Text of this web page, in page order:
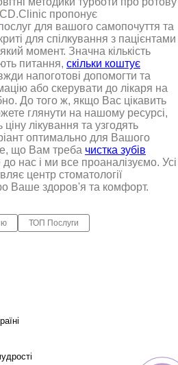
CD.Clinic пропонує
для вашого самопочуття та
для спілкування з пацієнтами
момент. Значна кількість
питання, скільки коштує
напоготові допомогти та
або скерувати до лікаря на
До того ж, якщо Вас цікавить
глянути на нашому ресурсі,
лікування та узгодять
оптимально для Вашого
що Вам треба чистка зубів
нас і ми все проаналізуємо. Усі
центр стоматології
Ваше здоров'я та комфорт.
ТОП Послуги